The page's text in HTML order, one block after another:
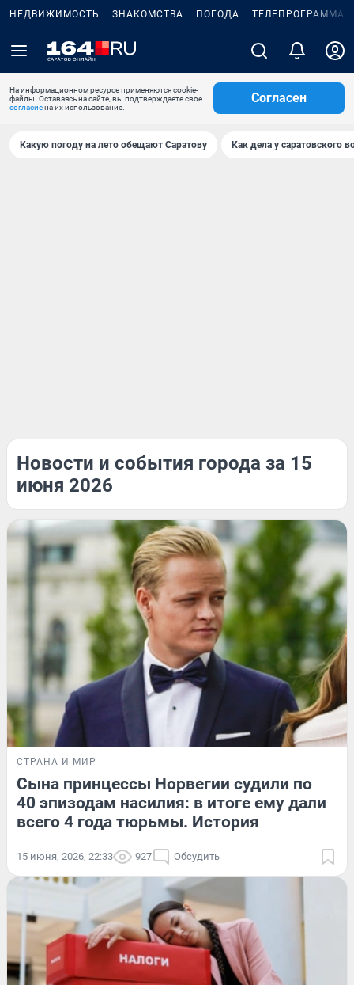
НЕДВИЖИМОСТЬ ЗНАКОМСТВА ПОГОДА ТЕЛЕПРОГРАММА
На информационном ресурсе применяются cookie-
файлы. Оставаясь на сайте, вы подтверждаете свое
согласиена их использование.
Согласен
Какую погоду на лето обещают Саратову Как дела у саратовского
Новости и события города за 15
июня 2026
СТРАНА И МИР
Сына принцессы Норвегии судили по
40 эпизодам насилия: в итоге ему дали
всего 4 года тюрьмы. История
15 июня, 2026, 22:33 927 Обсудить